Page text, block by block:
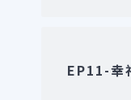
EP11-幸